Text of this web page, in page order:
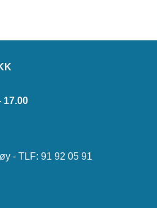
17.00
- TLF: 91 92 05 91